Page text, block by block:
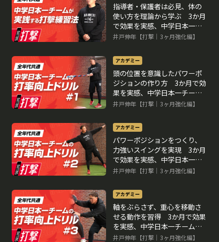
再生中
指導者・保護者は必見、体の
使い方を理論から学ぶ 3か月
で効果を実感、中学日本一チ
ームの打率向上ドリル
井戸伸年【打撃｜3ヶ月強化編】
アカデミー
頭の位置を意識したパワーポ
ジションの作り方 3か月で効
果を実感、中学日本一チーム
の打率向上ドリル
井戸伸年【打撃｜3ヶ月強化編】
アカデミー
パワーポジションをつくり、
力強いスイングを実現 3か月
で効果を実感、中学日本一チ
ームの打率向上ドリル
井戸伸年【打撃｜3ヶ月強化編】
アカデミー
軸をぶらさず、重心を移動さ
せる動作を習得 3か月で効果
を実感、中学日本一チームの
打率向上ドリル
井戸伸年【打撃｜3ヶ月強化編】